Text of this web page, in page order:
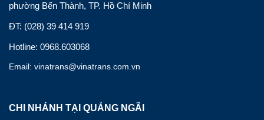
phường Bến Thành, TP. Hồ Chí Minh
ĐT: (028) 39 414 919
Hotline: 0968.603068
Email: vinatrans@vinatrans.com.vn
CHI NHÁNH TẠI QUẢNG NGÃI